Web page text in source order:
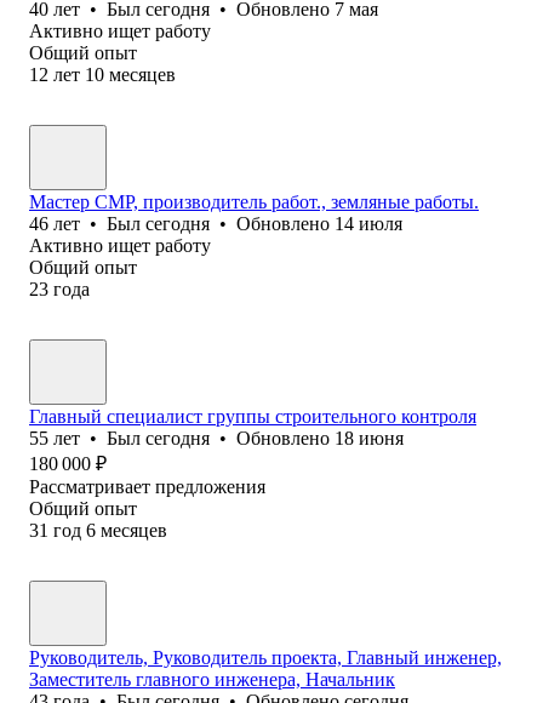
40 лет • Был сегодня • Обновлено 7 мая
Активно ищет работу
Общий опыт
12 лет 10 месяцев
Мастер СМР, производитель работ., земляные работы.
46 лет • Был сегодня • Обновлено 14 июля
Активно ищет работу
Общий опыт
23 года
Главный специалист группы строительного контроля
55 лет • Был сегодня • Обновлено 18 июня
180 000 ₽
Рассматривает предложения
Общий опыт
31 год 6 месяцев
Руководитель, Руководитель проекта, Главный инженер,
Заместитель главного инженера, Начальник